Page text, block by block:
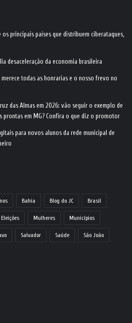
os principais países que distribuem ciberataques,
desaceleração da economia brasileira
merece todas as honrarias e o nosso frevo no
das Almas em 2026: vão seguir o exemplo de
prontas em MG? Confira o que diz o promotor
para novos alunos da rede municipal de
Bahia Blog do JC Brasil
Eleições Mulheres Municípios
Salvador Saúde São João